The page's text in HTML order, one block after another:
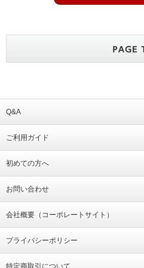
Q&A
ご利用ガイド
初めての方へ
お問い合わせ
会社概要（コーポレートサイト）
プライバシーポリシー
特定商取引について